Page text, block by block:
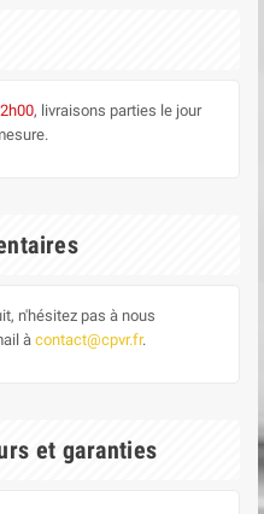
, livraisons parties le jour
n'hésitez pas à nous
àcontact@cpvr.fr.
et garanties